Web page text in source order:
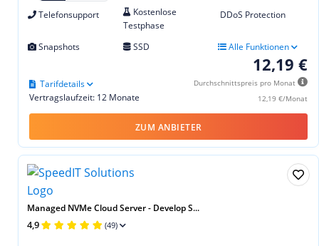
Telefonsupport
Kostenlose
Testphase
DDoS Protection
Snapshots SSD Alle Funktionen
12,19 €
Durchschnittspreis pro Monat
12,19 €/Monat
Vertragslaufzeit: 12 Monate
Tarifdetails
ZUM ANBIETER
Managed NVMe Cloud Server - Develop S...
4,9 (49)